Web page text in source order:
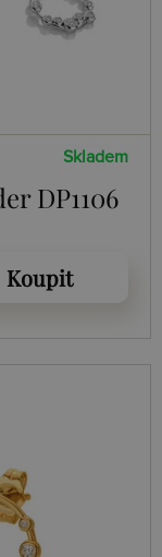
Skladem
DP1106
Koupit